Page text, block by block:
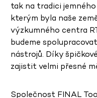
tak na tradici
kterým byla naše
výzkumného centra
budeme
nástrojů. Díky
zajistit velmi přesné
Společnost FINAL